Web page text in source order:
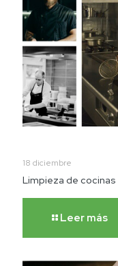
18 diciembre
Limpieza de
Leer más